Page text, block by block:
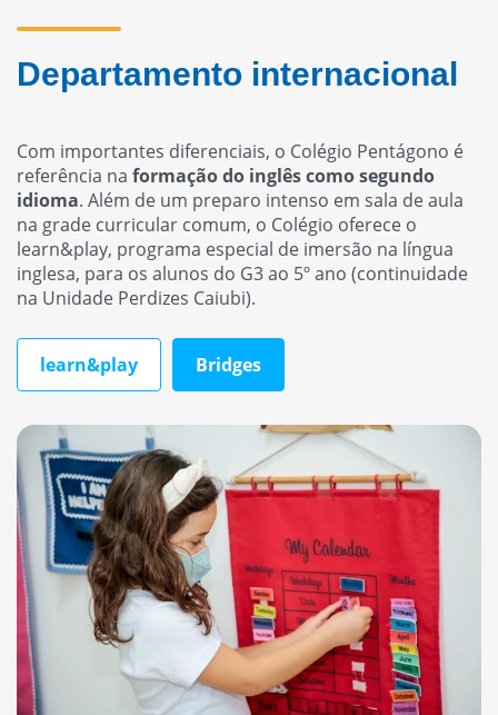
Departamento internacional
Com importantes diferenciais, o Colégio Pentágono é
referência na formação do inglês como segundo
idioma. Além de um preparo intenso em sala de aula
na grade curricular comum, o Colégio oferece o
learn&play, programa especial de imersão na língua
inglesa, para os alunos do G3 ao 5º ano (continuidade
na Unidade Perdizes Caiubi).
learn&play Bridges